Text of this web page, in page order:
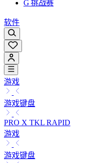
G 挑战赛
软件
游戏
游戏键盘
PRO X TKL RAPID
游戏
游戏键盘